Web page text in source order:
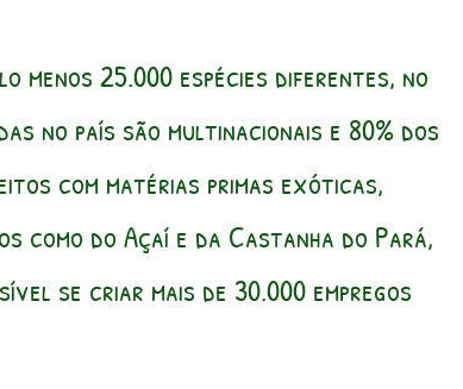
menos 25.000 espécies diferentes, no
no país são multinacionais e 80% dos
com matérias primas exóticas,
como do Açaí e da Castanha do Pará,
se criar mais de 30.000 empregos